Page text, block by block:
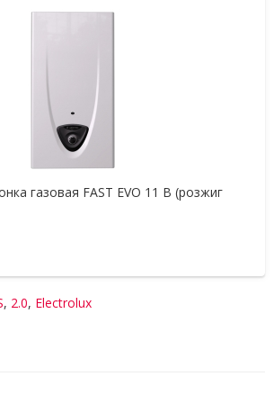
газовая FAST EVO 11 B (розжиг
, 2.0, Electrolux